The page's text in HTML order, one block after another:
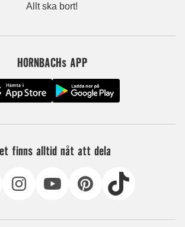
Allt ska bort!
HORNBACHs APP
finns alltid nåt att dela